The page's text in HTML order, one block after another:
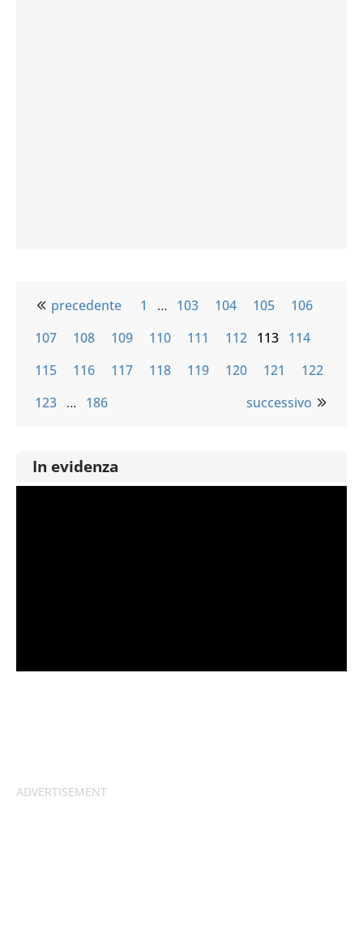
precedente 1 … 103 104 105
106
107
108 109 110 111 112 113 114
115
116 117 118 119 120 121
122
123 … 186 successivo
In evidenza